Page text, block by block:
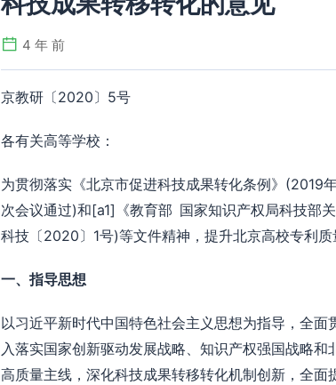
4 年 前
京教研〔2020〕5号
各有关高等学校：
为贯彻落实《北京市促进科技成果转化条例》(2019
次会议通过)和[a1]《教育部 国家知识产权局科技部
科技〔2020〕1号)等文件精神，提升北京高校专利
一、指导思想
以习近平新时代中国特色社会主义思想为指导，全
入落实国家创新驱动发展战略、知识产权强国战略
高质量主线，深化科技成果转移转化机制创新，全